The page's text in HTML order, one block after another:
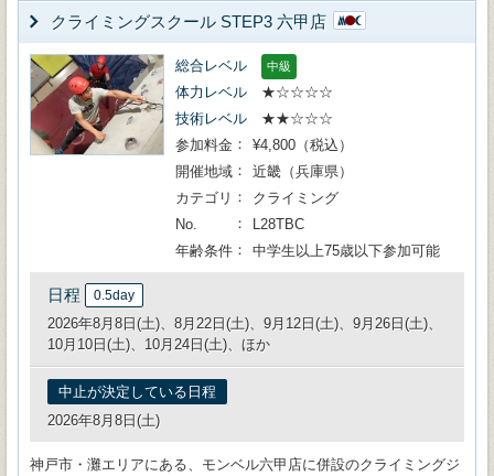
クライミングスクール STEP3 六甲店
総合レベル 中級
体力レベル
★☆☆☆☆
技術レベル
★★☆☆☆
参加料金
¥4,800（税込）
開催地域
近畿（兵庫県）
カテゴリ
クライミング
No.
L28TBC
年齢条件
中学生以上75歳以下参加可能
日程 0.5day
2026年8月8日(土)、8月22日(土)、9月12日(土)、9月26日(土)、
10月10日(土)、10月24日(土)、ほか
中止が決定している日程
2026年8月8日(土)
神戸市・灘エリアにある、モンベル六甲店に併設のクライミングジ